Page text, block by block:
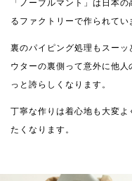
「ノーブルマント」は日本
るファクトリーで作られてい
裏のパイピング処理もスー
ウターの裏側って意外に他
っと誇らしくなります。
丁寧な作りは着心地も大変
たくなります。